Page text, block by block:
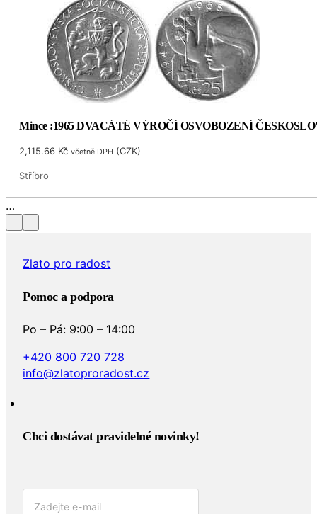
Mince :1965 DVACÁTÉ VÝROČÍ OSVOBOZENÍ
2,115.66 Kč včetně DPH (CZK)
Stříbro
info@zlatoproradost.cz